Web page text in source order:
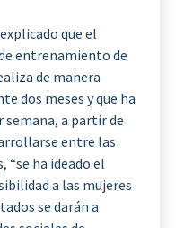
que el
entrenamiento de
de manera
dos meses y que ha
semana, a partir de
entre las
“se ha ideado el
a las mujeres
se darán a